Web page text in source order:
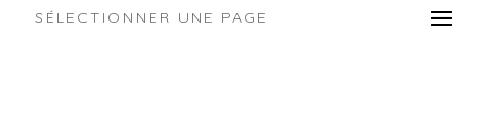
SÉLECTIONNER UNE PAGE